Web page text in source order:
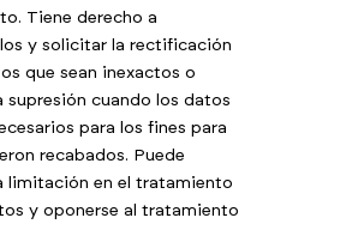
Tiene derecho a
y solicitar la rectificación
que sean inexactos o
supresión cuando los datos
para los fines para
recabados. Puede
limitación en el tratamiento
y oponerse al tratamiento